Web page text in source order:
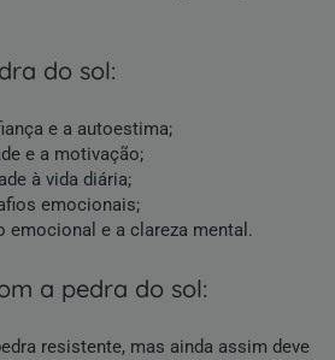
do sol:
e a autoestima;
e a motivação;
à vida diária;
emocionais;
emocional e a clareza mental.
a pedra do sol:
resistente, mas ainda assim deve